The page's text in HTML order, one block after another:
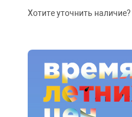
Melodia della vita(29)
Ravak(25)
RGW(39)
Хотите уточнить наличие?